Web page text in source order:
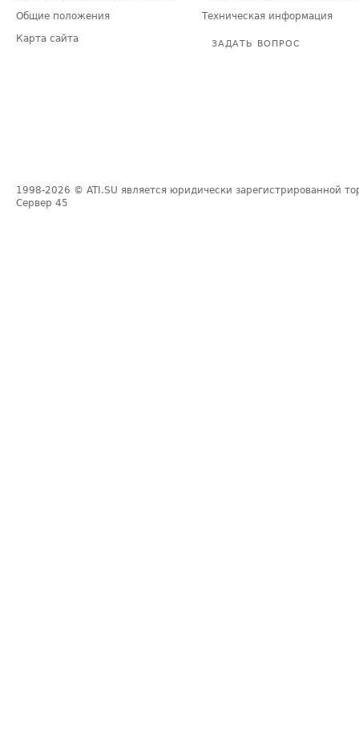
Общие положения
Карта сайта
Техническая информация
ЗАДАТЬ ВОПРОС
1998-2026 © ATI.SU является юридически зарегистрированной
Сервер 45